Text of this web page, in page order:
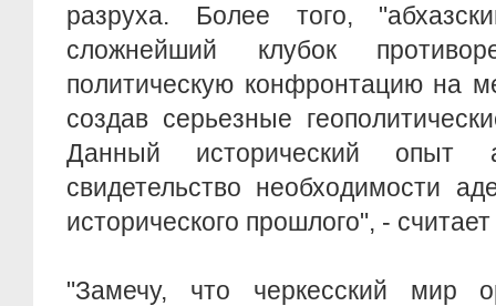
разруха. Более того,
сложнейший клубок
политическую конфронтацию на
создав серьезные
Данный исторический опыт
свидетельство необходимости
исторического прошлого", -
"Замечу, что черкесский мир